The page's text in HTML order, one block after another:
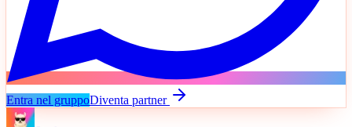
Entra nel gruppoDiventa partner